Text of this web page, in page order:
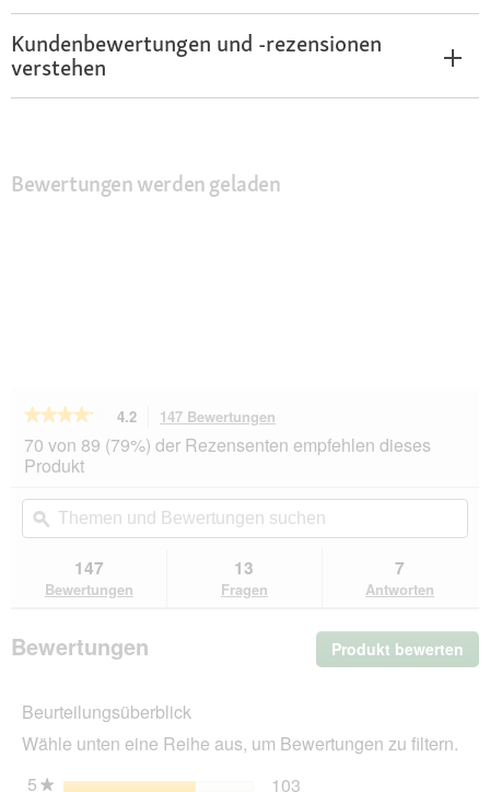
Kundenbewertungen und -rezensionen
verstehen
Bewertungen werden geladen
★★★★★
★★★★★
von
5
lesen
für
Adult
Pazifikthunfisch
4.2 147 Bewertungen
dieser
Aktion
du
zu
den
70 von 89 (79%) der Rezensenten empfehlen dieses
Produkt
Themen
und
Bewertungen
ϙ
147
Bewertungen
13
Fragen
7
Antworten
Bewertungen Produkt bewerten
Mit
Beurteilungsüberblick
Wähle unten eine Reihe aus, um Bewertungen zu filtern.
5★ Sterne 103